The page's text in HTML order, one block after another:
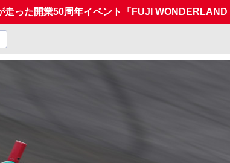
った開業50周年イベント「FUJI